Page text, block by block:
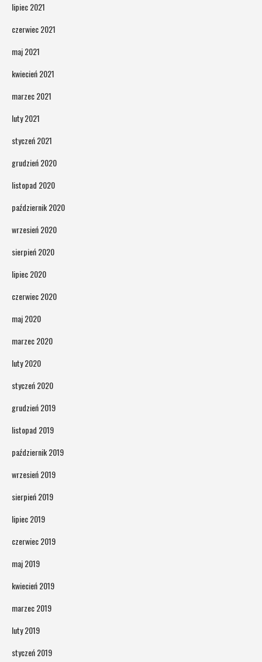
lipiec 2021
czerwiec 2021
maj 2021
kwiecień 2021
marzec 2021
luty 2021
styczeń 2021
grudzień 2020
listopad 2020
październik 2020
wrzesień 2020
sierpień 2020
lipiec 2020
czerwiec 2020
maj 2020
marzec 2020
luty 2020
styczeń 2020
grudzień 2019
listopad 2019
październik 2019
wrzesień 2019
sierpień 2019
lipiec 2019
czerwiec 2019
maj 2019
kwiecień 2019
marzec 2019
luty 2019
styczeń 2019